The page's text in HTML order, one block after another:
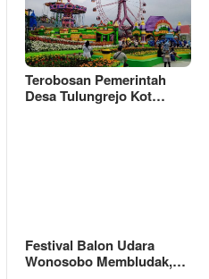
Terobosan Pemerintah
Desa Tulungrejo Kot…
Festival Balon Udara
Wonosobo Membludak,…